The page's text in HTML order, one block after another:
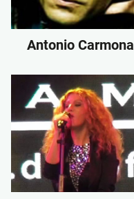
Antonio Carmona